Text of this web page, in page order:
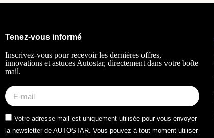
Tenez-vous informé
Inscrivez-vous pour recevoir les dernières offres,
innovations et astuces Autostar, directement dans votre boîte
mail.
Votre adresse mail est uniquement utilisée pour vous envoyer
la newsletter de AUTOSTAR. Vous pouvez à tout moment utiliser